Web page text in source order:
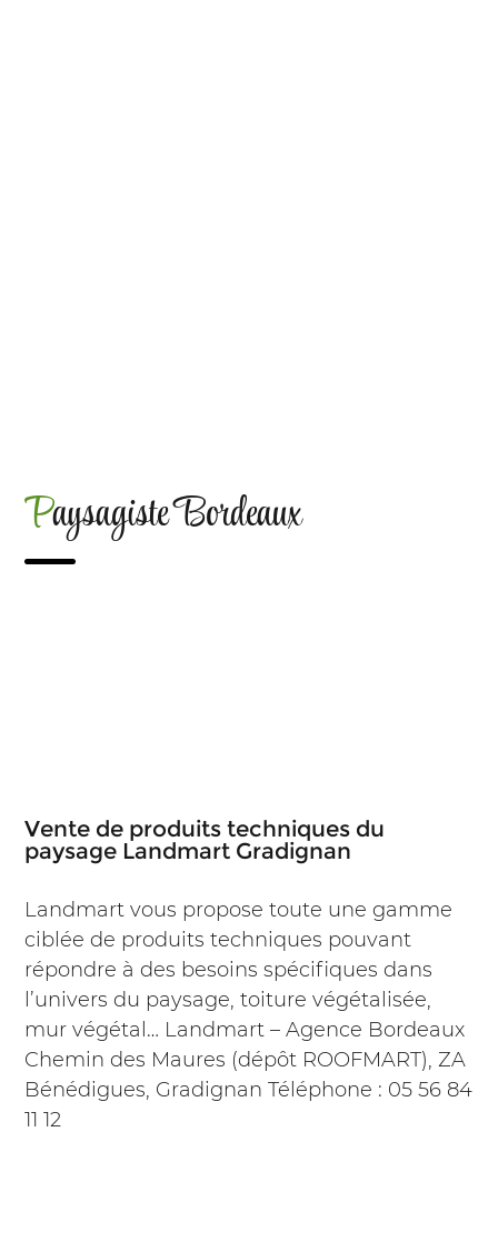
Paysagiste Bordeaux
Vente de produits techniques du
paysage Landmart Gradignan
Landmart vous propose toute une gamme
ciblée de produits techniques pouvant
répondre à des besoins spécifiques dans
l’univers du paysage, toiture végétalisée,
mur végétal… Landmart – Agence Bordeaux
Chemin des Maures (dépôt ROOFMART), ZA
Bénédigues, Gradignan Téléphone : 05 56 84
11 12